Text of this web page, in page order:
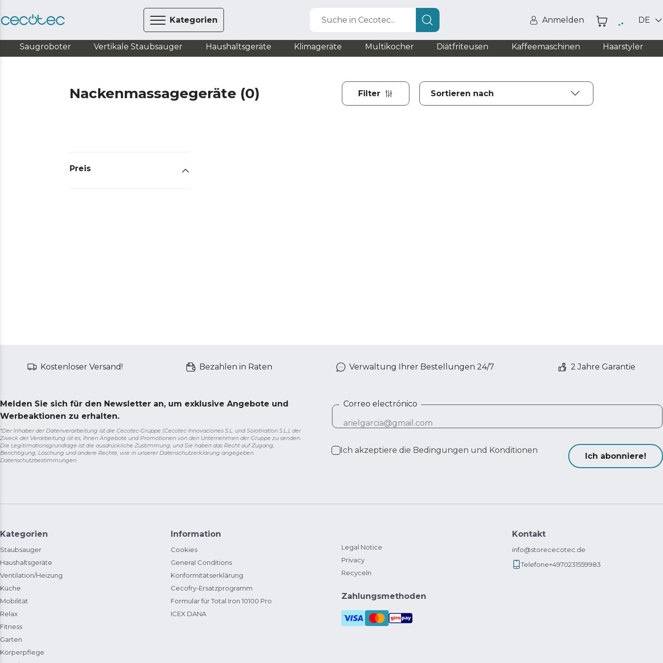
Kategorien Suche in Cecotec... Anmelden DE
Saugroboter Vertikale Staubsauger Haushaltsgeräte Klimageräte Multikocher Diätfriteusen Kaffeemaschinen Haarstyler
Nackenmassagegeräte (0) Filter
Preis
Kostenloser Versand! Bezahlen in Raten Verwaltung Ihrer Bestellungen 24/7 2 Jahre Garantie
Melden Sie sich für den Newsletter an, um exklusive Angebote und
Werbeaktionen zu erhalten.
*Der Inhaber der Datenverarbeitung ist die Cecotec-Gruppe (Cecotec Innovaciones S.L. und Solotriatlon S.L.), der
Zweck der Verarbeitung ist es, Ihnen Angebote und Promotionen von den Unternehmen der Gruppe zu senden.
Die Legitimationsgrundlage ist die ausdrückliche Zustimmung, und Sie haben das Recht auf Zugang,
Berichtigung, Löschung und andere Rechte, wie in unserer Datenschutzerklärung angegeben.
Datenschutzbestimmungen
Correo electrónico
Ich akzeptiere die Bedingungen und Konditionen
Ich abonniere!
Kategorien
Staubsauger
Haushaltsgeräte
Ventilation/Heizung
Küche
Mobilität
Relax
Fitness
Garten
Körperpflege
Information
Cookies
General Conditions
Konformitätserklärung
Cecofry-Ersatzprogramm
Formular für Total Iron 10100 Pro
ICEX DANA
Legal Notice
Privacy
Recyceln
Zahlungsmethoden
Kontakt
info@storececotec.de
Telefone+4970231559983